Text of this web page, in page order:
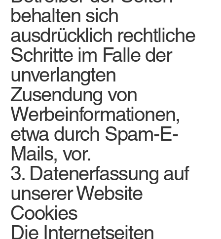
behalten sich
ausdrücklich rechtliche
Schritte im Falle der
unverlangten
Zusendung von
Werbeinformationen,
etwa durch Spam-E-
Mails, vor.
3. Datenerfassung auf
unserer Website
Cookies
Die Internetseiten